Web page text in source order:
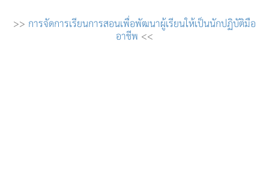
>> การจัดการเรียนการสอนเพื่อพัฒนาผู้เรียนให้เป็นนักปฏิบัติมือ
อาชีพ <<